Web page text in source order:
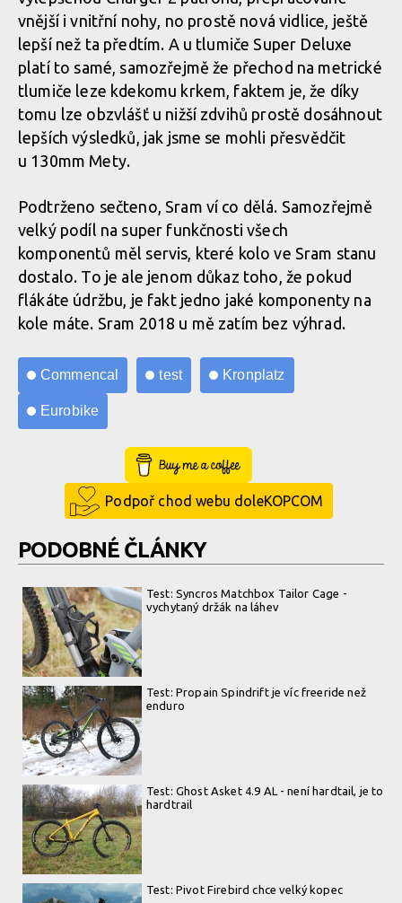
vnější i vnitřní nohy, no prostě nová vidlice, ještě
lepší než ta předtím. A u tlumiče Super Deluxe
platí to samé, samozřejmě že přechod na metrické
tlumiče leze kdekomu krkem, faktem je, že díky
tomu lze obzvlášť u nižší zdvihů prostě dosáhnout
lepších výsledků, jak jsme se mohli přesvědčit
u 130mm Mety.
Podtrženo sečteno, Sram ví co dělá. Samozřejmě
velký podíl na super funkčnosti všech
komponentů měl servis, které kolo ve Sram stanu
dostalo. To je ale jenom důkaz toho, že pokud
flákáte údržbu, je fakt jedno jaké komponenty na
kole máte. Sram 2018 u mě zatím bez výhrad.
Commencal test Kronplatz
Eurobike
Buy Me a Coffee
Podpoř chod webu doleKOPCOM
PODOBNÉ ČLÁNKY
Test: Syncros Matchbox Tailor Cage -
vychytaný držák na láhev
Test: Propain Spindrift je víc freeride než
enduro
Test: Ghost Asket 4.9 AL - není hardtail, je to
hardtrail
Test: Pivot Firebird chce velký kopec